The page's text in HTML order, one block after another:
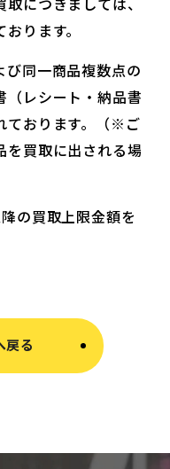
ります。
び同一商品複数点の
（レシート・納品書
ております。（※ご
を買取に出される場
の買取上限金額を
戻る